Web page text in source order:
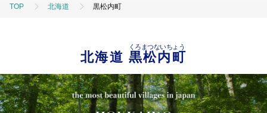
TOP 北海道 黒松内町
北海道 黒松内町
くろまつないちょう